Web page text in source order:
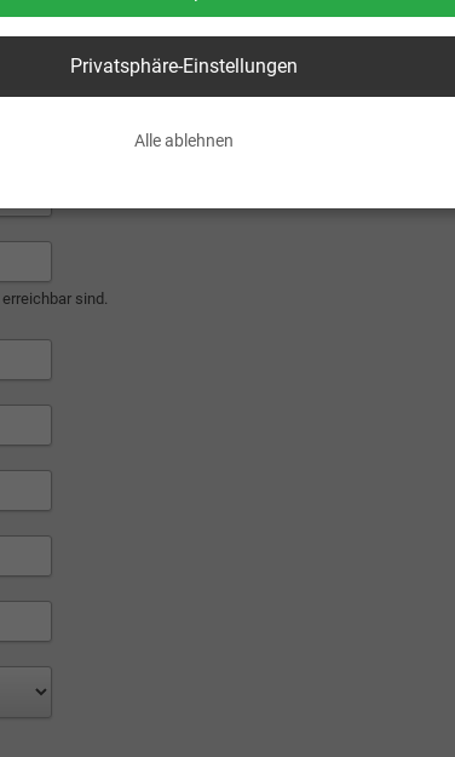
Privatsphäre-Einstellungen
Alle ablehnen
sind.
Abweichender